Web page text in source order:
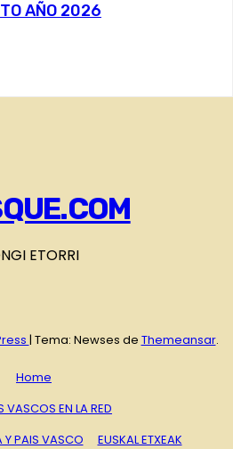
AÑO 2026
ETORRI
| Tema: Newses de Themeansar.
Home
VASCOS EN LA RED
Y PAIS VASCO
EUSKAL ETXEAK